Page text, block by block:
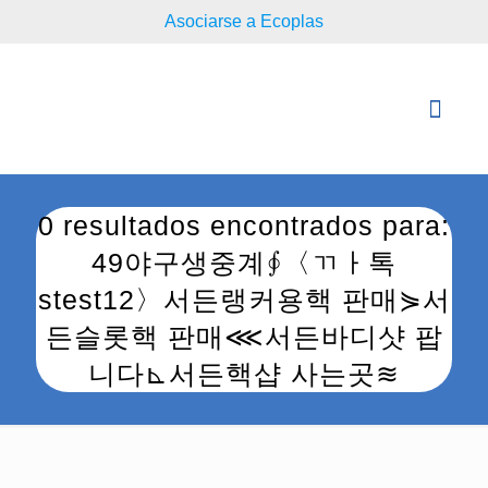
Asociarse a Ecoplas
0 resultados encontrados para:
49야구생중계∮〈ㄲㅏ톡
stest12〉서든랭커용핵 판매⋟서
든슬롯핵 판매⋘서든바디샷 팝
니다⊾서든핵샵 사는곳≋